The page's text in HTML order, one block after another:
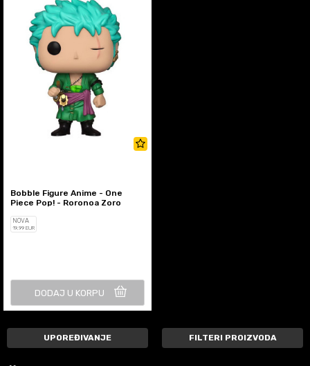
Bobble Figure Anime - One
Piece Pop! - Roronoa Zoro
NOVA
19,99 EUR
DODAJ U KORPU
UPOREĐIVANJE FILTERI PROIZVODA